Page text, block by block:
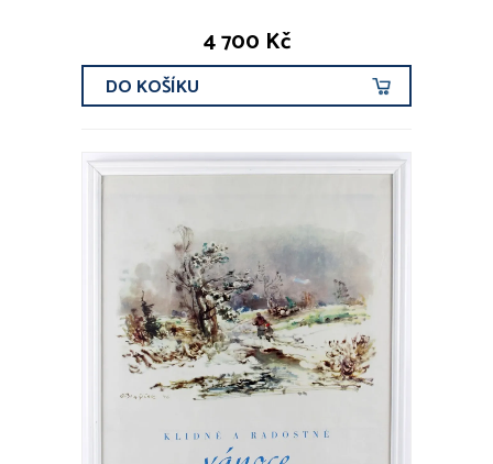
4 700 Kč
DO KOŠÍKU